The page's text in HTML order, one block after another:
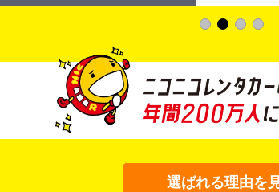
選ばれる理由を